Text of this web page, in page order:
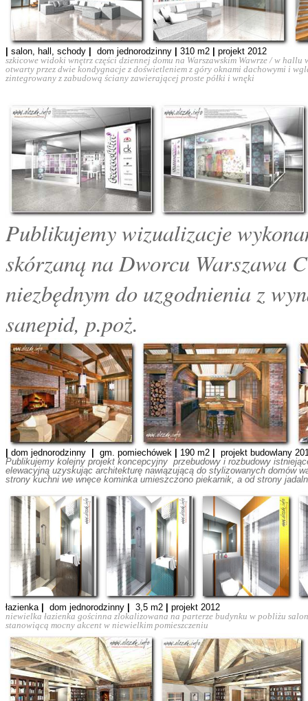
salon, hall, schody dom jednorodzinny 310 m2
projekt 2012
szkicowe widoki wnętrz części dziennej domu na Warszawskim Wawrze / w
otwarty przez dwie kondygnacje z doświetleniem z góry oknami dachowymi i
zintegrowany z zabudową ściany zawierającej proste półki i wnęki
Publikujemy wizualizacje
skórzaną na Dworcu Warszawa
niezbędnym do uzgodnienia z
sanepid, p.poż.
dom jednorodzinny gm. pomiechówek 190 m2
projekt budowlany
Publikujemy kolejny projekt koncepcyjny przebudowy i rozbudowy
elewacyjną uzyskując architekturę nawiązującą do stylizowanych domów
strony kuchni we wnęce kominka umieszczono piekarnik, a od strony
łazienka dom jednorodzinny 3,5 m2
projekt 2012
niewielka łazienka gościnna zlokalizowana na parterze budynku w pobliżu
stanowiącą mocny akcent w niewielkim pomieszczeniu